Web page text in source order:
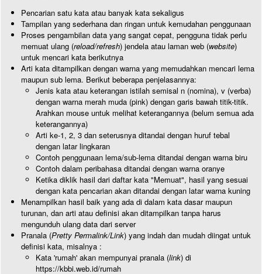
Pencarian satu kata atau banyak kata sekaligus
Tampilan yang sederhana dan ringan untuk kemudahan penggunaan
Proses pengambilan data yang sangat cepat, pengguna tidak perlu
memuat ulang (reload/refresh) jendela atau laman web (website)
untuk mencari kata berikutnya
Arti kata ditampilkan dengan warna yang memudahkan mencari lema
maupun sub lema. Berikut beberapa penjelasannya:
Jenis kata atau keterangan istilah semisal n (nomina), v (verba)
dengan warna merah muda (pink) dengan garis bawah titik-titik.
Arahkan mouse untuk melihat keterangannya (belum semua ada
keterangannya)
Arti ke-1, 2, 3 dan seterusnya ditandai dengan huruf tebal
dengan latar lingkaran
Contoh penggunaan lema/sub-lema ditandai dengan warna biru
Contoh dalam peribahasa ditandai dengan warna oranye
Ketika diklik hasil dari daftar kata "Memuat", hasil yang sesuai
dengan kata pencarian akan ditandai dengan latar warna kuning
Menampilkan hasil baik yang ada di dalam kata dasar maupun
turunan, dan arti atau definisi akan ditampilkan tanpa harus
mengunduh ulang data dari server
Pranala (Pretty Permalink/Link) yang indah dan mudah diingat untuk
definisi kata, misalnya :
Kata 'rumah' akan mempunyai pranala (link) di
https://kbbi.web.id/rumah